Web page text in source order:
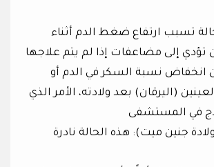
تسبب ارتفاع ضغط الدم أثناء
تؤدي إلى مضاعفات إذا لم يتم علاجها
انخفاض نسبة السكر في الدم أو
(اليرقان) بعد ولادته، الأمر الذي
في المستشفى
جنين ميت): هذه الحالة نادرة